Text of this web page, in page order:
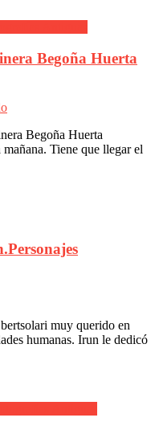
Begoña Huerta
Begoña Huerta
Tiene que llegar el
muy querido en
humanas. Irun le dedicó